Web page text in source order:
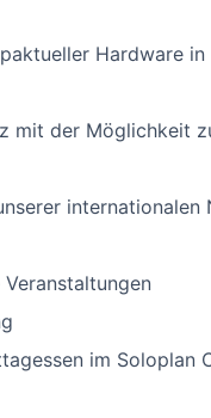
Hardware in
mit der Möglichkeit
im Soloplan